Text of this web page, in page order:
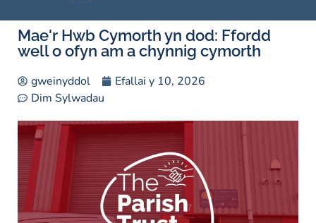
Mae'r Hwb Cymorth yn dod: Ffordd
well o ofyn am a chynnig cymorth
gweinyddol
Efallai y 10, 2026
Dim Sylwadau